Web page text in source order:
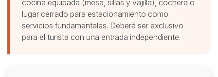
cocina equipada (mesa, sillas y vajilla), cochera o
lugar cerrado para estacionamiento como
servicios fundamentales. Deberá ser exclusivo
para el turista con una entrada independiente.